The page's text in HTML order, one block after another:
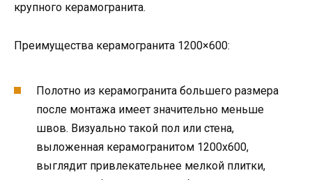
крупного керамогранита.
Преимущества керамогранита 1200×600:
Полотно из керамогранита большего размера
после монтажа имеет значительно меньше
швов. Визуально такой пол или стена,
выложенная керамогранитом 1200х600,
выглядит привлекательнее мелкой плитки,